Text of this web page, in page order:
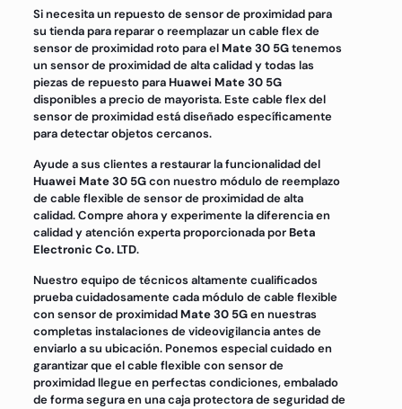
Si necesita un repuesto de sensor de proximidad para
su tienda para reparar o reemplazar un cable flex de
sensor de proximidad roto para elMate 30 5Gtenemos
un sensor de proximidad de alta calidad y todas las
piezas de repuesto paraHuawei Mate 30 5G
disponibles a precio de mayorista. Este cable flex del
sensor de proximidad está diseñado específicamente
para detectar objetos cercanos.
Ayude a sus clientes a restaurar la funcionalidad del
Huawei Mate 30 5Gcon nuestro módulo de reemplazo
de cable flexible de sensor de proximidad de alta
calidad. Compre ahora y experimente la diferencia en
calidad y atención experta proporcionada porBeta
Electronic Co. LTD.
Nuestro equipo de técnicos altamente cualificados
prueba cuidadosamente cada módulo de cable flexible
con sensor de proximidadMate 30 5Gen nuestras
completas instalaciones de videovigilancia antes de
enviarlo a su ubicación. Ponemos especial cuidado en
garantizar que el cable flexible con sensor de
proximidad llegue en perfectas condiciones, embalado
de forma segura en una caja protectora de seguridad de